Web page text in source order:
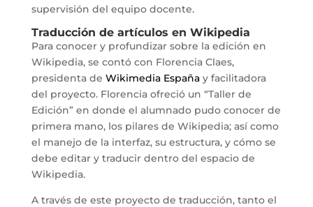
supervisión del equipo docente.
Traducción de artículos en Wikipedia
Para conocer y profundizar sobre la edición en
Wikipedia, se contó con Florencia Claes,
presidenta de Wikimedia Españay facilitadora
del proyecto. Florencia ofreció un “Taller de
Edición” en donde el alumnado pudo conocer de
primera mano, los pilares de Wikipedia; así como
el manejo de la interfaz, su estructura, y cómo se
debe editar y traducir dentro del espacio de
Wikipedia.
A través de este proyecto de traducción, tanto el